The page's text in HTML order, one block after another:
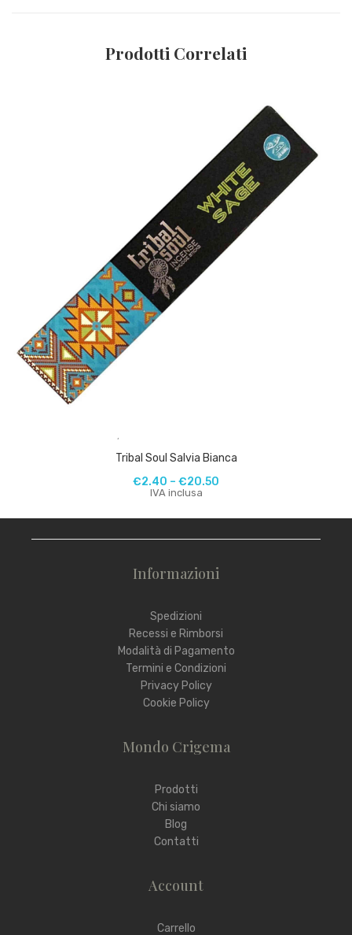
Prodotti Correlati
,
Tribal Soul Salvia Bianca
€2.40 – €20.50
IVA inclusa
Informazioni
Spedizioni
Recessi e Rimborsi
Modalità di Pagamento
Termini e Condizioni
Privacy Policy
Cookie Policy
Mondo Crigema
Prodotti
Chi siamo
Blog
Contatti
Account
Carrello